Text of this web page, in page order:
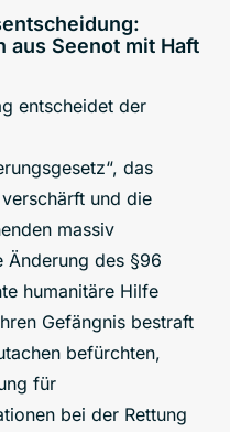
aus Seenot mit Haft
entscheidet der
das
und die
massiv
Änderung des §96
humanitäre Hilfe
Gefängnis bestraft
befürchten,
für
bei der Rettung